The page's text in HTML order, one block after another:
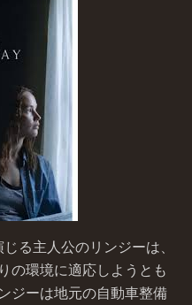
る主人公のリンジーは、
の環境に適応しようとも
ジーは地元の自動車整備